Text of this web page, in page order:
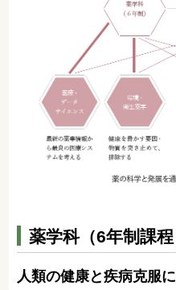
薬学科（6年制課程
人類の健康と疾病克服